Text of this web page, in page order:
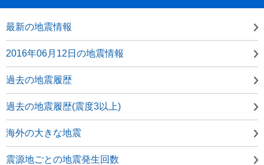
最新の地震情報
2016年06月12日の地震情報
過去の地震履歴
過去の地震履歴(震度3以上)
海外の大きな地震
震源地ごとの地震発生回数